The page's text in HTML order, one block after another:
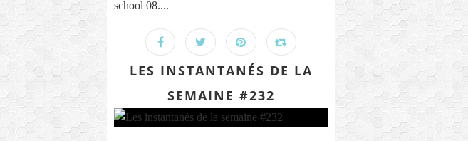
school 08....
LES INSTANTANÉS DE LA
SEMAINE #232